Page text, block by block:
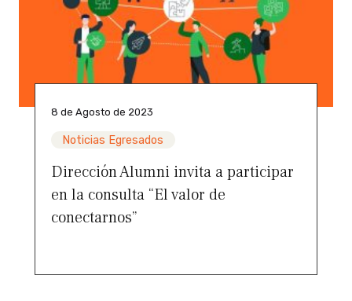
8 de Agosto de 2023
Noticias Egresados
Dirección Alumni invita a participar
en la consulta “El valor de
conectarnos”